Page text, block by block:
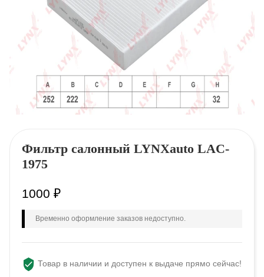
Фильтр салонный LYNXauto LAC-
1975
1000 ₽
Временно оформление заказов недоступно.
Товар в наличии и доступен к выдаче прямо сейчас!